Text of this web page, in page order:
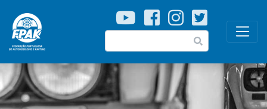
Passar
para
o
Pesquisar